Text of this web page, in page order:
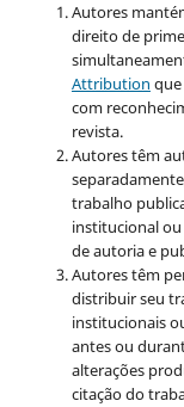
Autores
direito de
Attribution
com
revista.
Autores têm
trabalho
institucional
de autoria e
Autores têm
distribuir seu
institucionais
antes ou
alterações
citação do